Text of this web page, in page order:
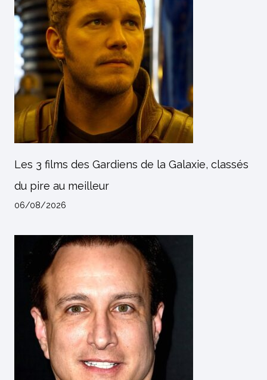
Les 3 films des Gardiens de la Galaxie, classés
du pire au meilleur
06/08/2026